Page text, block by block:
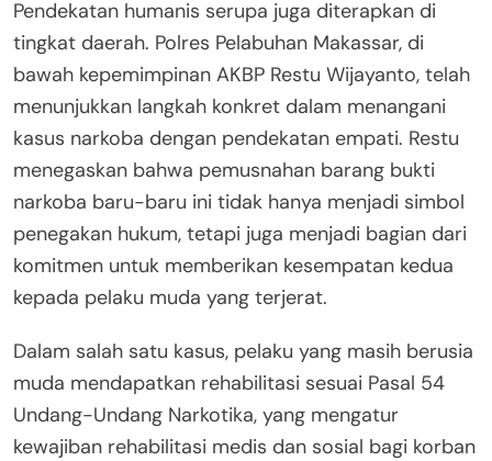
Pendekatan humanis serupa juga diterapkan di
tingkat daerah. Polres Pelabuhan Makassar, di
bawah kepemimpinan AKBP Restu Wijayanto, telah
menunjukkan langkah konkret dalam menangani
kasus narkoba dengan pendekatan empati. Restu
menegaskan bahwa pemusnahan barang bukti
narkoba baru-baru ini tidak hanya menjadi simbol
penegakan hukum, tetapi juga menjadi bagian dari
komitmen untuk memberikan kesempatan kedua
kepada pelaku muda yang terjerat.
Dalam salah satu kasus, pelaku yang masih berusia
muda mendapatkan rehabilitasi sesuai Pasal 54
Undang-Undang Narkotika, yang mengatur
kewajiban rehabilitasi medis dan sosial bagi korban